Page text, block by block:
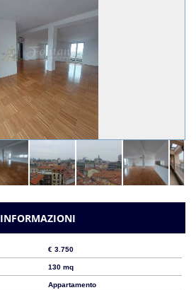
INFORMAZIONI
€ 3.750
130 mq
Appartamento